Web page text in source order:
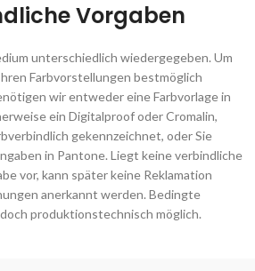
Vorgaben
unterschiedlich wiedergegeben. Um
Farbvorstellungen bestmöglich
wir entweder eine Farbvorlage in
ein Digitalproof oder Cromalin,
gekennzeichnet, oder Sie
in Pantone. Liegt keine verbindliche
vor, kann später keine Reklamation
anerkannt werden. Bedingte
produktionstechnisch möglich.